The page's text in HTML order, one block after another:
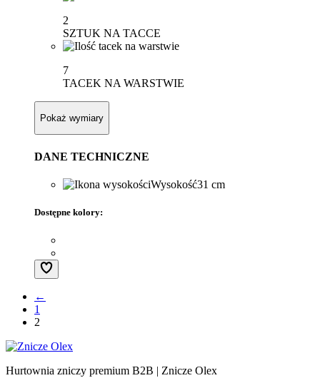
2
SZTUK NA TACCE
7
TACEK NA WARSTWIE
Pokaż wymiary
DANE TECHNICZNE
Wysokość31 cm
Dostępne kolory:
←
1
2
Hurtownia zniczy premium B2B | Znicze Olex